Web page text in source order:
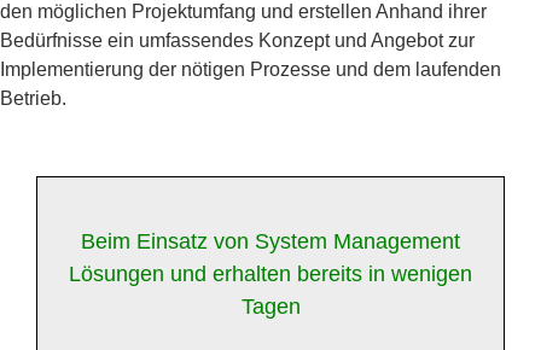
den möglichen Projektumfang und erstellen Anhand ihrer
Bedürfnisse ein umfassendes Konzept und Angebot zur
Implementierung der nötigen Prozesse und dem laufenden
Betrieb.
Beim Einsatz von System Management
Lösungen und erhalten bereits in wenigen
Tagen